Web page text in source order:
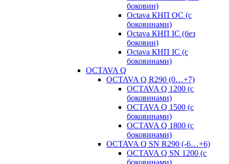
боковин)
Octava КНП OC (с
боковинами)
Octava КНП IC (без
боковин)
Octava КНП IC (с
боковинами)
OCTAVA Q
OCTAVA Q R290 (0…+7)
OCTAVA Q 1200 (с
боковинами)
OCTAVA Q 1500 (с
боковинами)
OCTAVA Q 1800 (с
боковинами)
OCTAVA Q SN R290 (-6…+6)
OCTAVA Q SN 1200 (с
боковинами)